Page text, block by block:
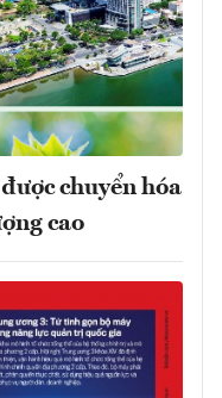
chuyển hóa
cao